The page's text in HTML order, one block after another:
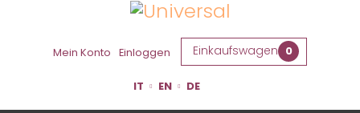
Mein Konto Einloggen Einkaufswagen 0
IT EN DE